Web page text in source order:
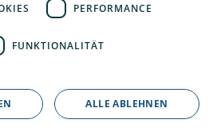
PERFORMANCE
FUNKTIONALITÄT
ALLE ABLEHNEN